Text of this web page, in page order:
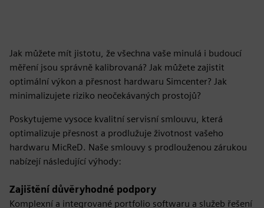
Jak můžete mít jistotu, že všechna vaše minulá i budoucí
měření jsou správně kalibrovaná? Jak můžete zajistit
optimální výkon a přesnost hardwaru Simcenter? Jak
minimalizujete riziko neočekávaných prostojů?
Poskytujeme vysoce kvalitní servisní smlouvu, která
optimalizuje přesnost a prodlužuje životnost vašeho
hardwaru MicReD. Naše smlouvy s prodlouženou zárukou
nabízejí následující výhody:
Zajištění důvěryhodné podpory
Komplexní a integrované portfolio softwaru a služeb řešení